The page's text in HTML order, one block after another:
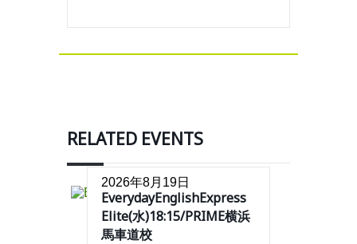
RELATED EVENTS
2026年8月19日
EverydayEnglishExpress
Elite(水)18:15/PRIME横浜
馬車道校